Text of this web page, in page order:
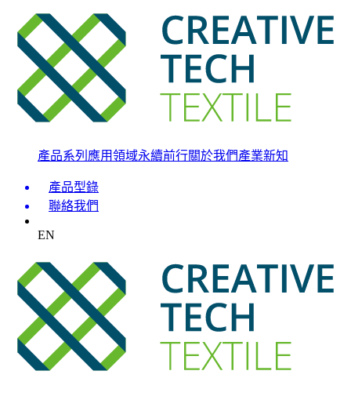
產品系列 應用領域永續前行關於我們產業新知
產品型錄
聯絡我們
EN